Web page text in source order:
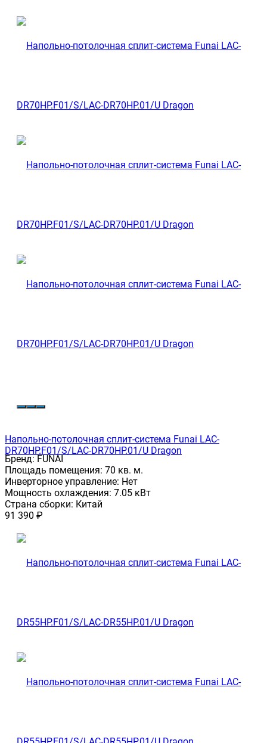
Напольно-потолочная сплит-система Funai LAC-
DR70HP.F01/S/LAC-DR70HP.01/U Dragon
Бренд:FUNAI
Площадь помещения: 70 кв. м.
Инверторное управление: Нет
Мощность охлаждения: 7.05 кВт
Страна сборки: Китай
91 390 ₽